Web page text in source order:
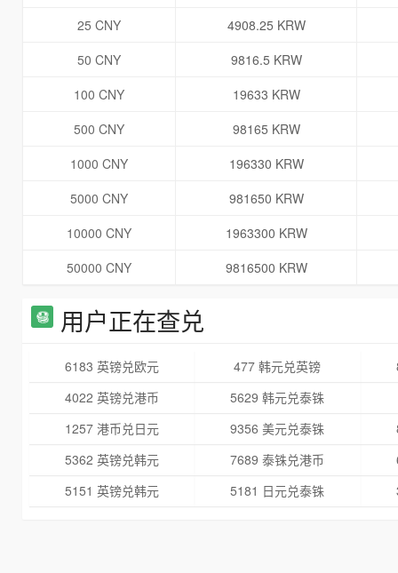
25 CNY
4908.25 KRW
50 CNY
9816.5 KRW
100 CNY
19633 KRW
500 CNY
98165 KRW
1000 CNY
196330 KRW
5000 CNY
981650 KRW
10000 CNY
1963300 KRW
50000 CNY
9816500 KRW
用户正在查兑
6183 英镑兑欧元 477 韩元兑英镑
4022 英镑兑港币
5629 韩元兑泰铢
1257 港币兑日元
9356 美元兑泰铢
5362 英镑兑韩元
7689 泰铢兑港币
5151 英镑兑韩元
5181 日元兑泰铢